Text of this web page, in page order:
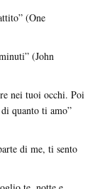
(One
(John
nei tuoi occhi. Poi
quanto ti amo”
di me, ti sento